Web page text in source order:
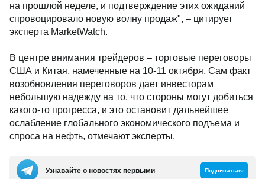
на прошлой неделе, и подтверждение этих ожиданий
спровоцировало новую волну продаж", – цитирует
эксперта MarketWatch.
В центре внимания трейдеров – торговые переговоры
США и Китая, намеченные на 10-11 октября. Сам факт
возобновления переговоров дает инвесторам
небольшую надежду на то, что стороны могут добиться
какого-то прогресса, и это остановит дальнейшее
ослабление глобального экономического подъема и
спроса на нефть, отмечают эксперты.
Узнавайте о новостях первыми Подписаться